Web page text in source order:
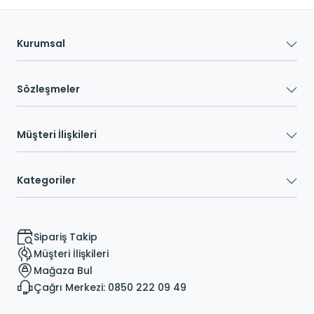
Kurumsal
Sözleşmeler
Müşteri İlişkileri
Kategoriler
Sipariş Takip
Müşteri İlişkileri
Mağaza Bul
Çağrı Merkezi: 0850 222 09 49